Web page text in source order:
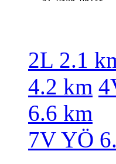
2L 2.1
4.2 km
6.6 km
7V YÖ